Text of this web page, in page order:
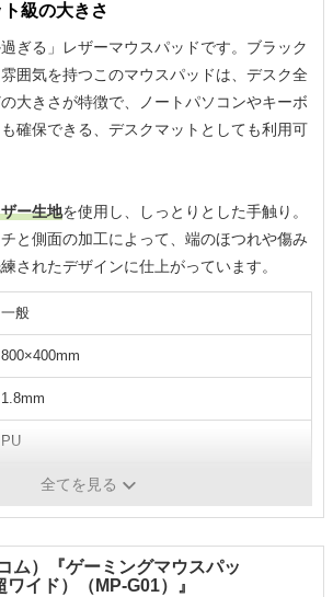
級の大きさ
ぎる」レザーマウスパッドです。ブラック
囲気を持つこのマウスパッドは、デスク全
大きさが特徴で、ノートパソコンやキーボ
確保できる、デスクマットとしても利用可
ー生地を使用し、しっとりとした手触り。
と側面の加工によって、端のほつれや傷み
されたデザインに仕上がっています。
一般
800×400mm
1.8mm
PU
全てを見る
ム）『ゲーミングマウスパッ
ワイド）（MP-G01）』